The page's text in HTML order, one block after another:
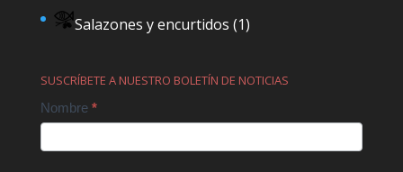
Salazones y encurtidos (1)
SUSCRÍBETE A NUESTRO BOLETÍN DE NOTICIAS
Contact
Nombre *